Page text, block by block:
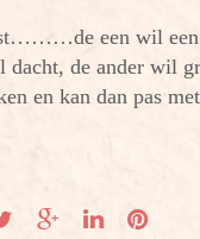
een wil een
de ander wil
en kan dan pas